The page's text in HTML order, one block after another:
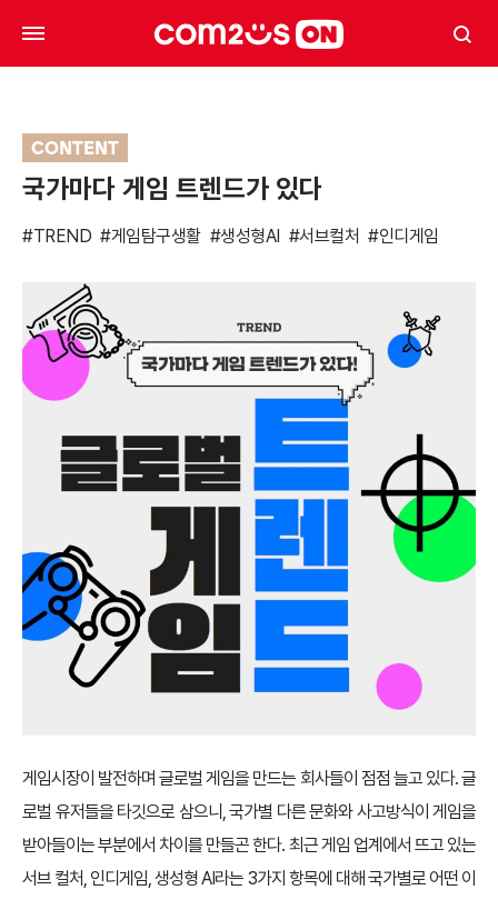
CONTENT
국가마다 게임 트렌드가 있다
#TREND #게임탐구생활 #생성형AI #서브컬처 #인디게임
게임시장이 발전하며 글로벌 게임을 만드는 회사들이 점점 늘고 있다. 글
로벌 유저들을 타깃으로 삼으니, 국가별 다른 문화와 사고방식이 게임을
받아들이는 부분에서 차이를 만들곤 한다. 최근 게임 업계에서 뜨고 있는
서브 컬처, 인디게임, 생성형 AI라는 3가지 항목에 대해 국가별로 어떤 이